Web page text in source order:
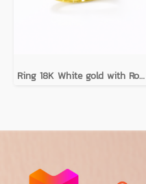
Ring 18K White gold with Round Diamond